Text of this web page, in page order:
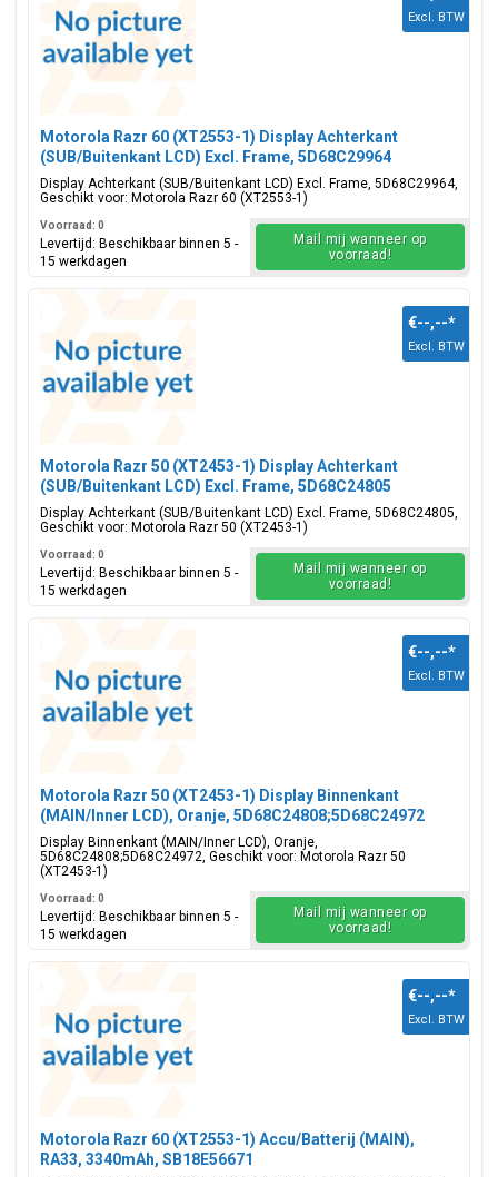
Motorola Razr 60 (XT2553-1) Display Achterkant
(SUB/Buitenkant LCD) Excl. Frame, 5D68C29964
Display Achterkant (SUB/Buitenkant LCD) Excl. Frame, 5D68C29964,
Geschikt voor: Motorola Razr 60 (XT2553-1)
Excl. BTW
Voorraad: 0
Levertijd: Beschikbaar binnen 5 -
15 werkdagen
Mail mij wanneer op
voorraad!
Motorola Razr 50 (XT2453-1) Display Achterkant
(SUB/Buitenkant LCD) Excl. Frame, 5D68C24805
Display Achterkant (SUB/Buitenkant LCD) Excl. Frame, 5D68C24805,
Geschikt voor: Motorola Razr 50 (XT2453-1)
€--,--*
Excl. BTW
Voorraad: 0
Levertijd: Beschikbaar binnen 5 -
15 werkdagen
Mail mij wanneer op
voorraad!
Motorola Razr 50 (XT2453-1) Display Binnenkant
(MAIN/Inner LCD), Oranje, 5D68C24808;5D68C24972
Display Binnenkant (MAIN/Inner LCD), Oranje,
5D68C24808;5D68C24972, Geschikt voor: Motorola Razr 50
(XT2453-1)
€--,--*
Excl. BTW
Voorraad: 0
Levertijd: Beschikbaar binnen 5 -
15 werkdagen
Mail mij wanneer op
voorraad!
Motorola Razr 60 (XT2553-1) Accu/Batterij (MAIN),
RA33, 3340mAh, SB18E56671
€--,--*
Excl. BTW